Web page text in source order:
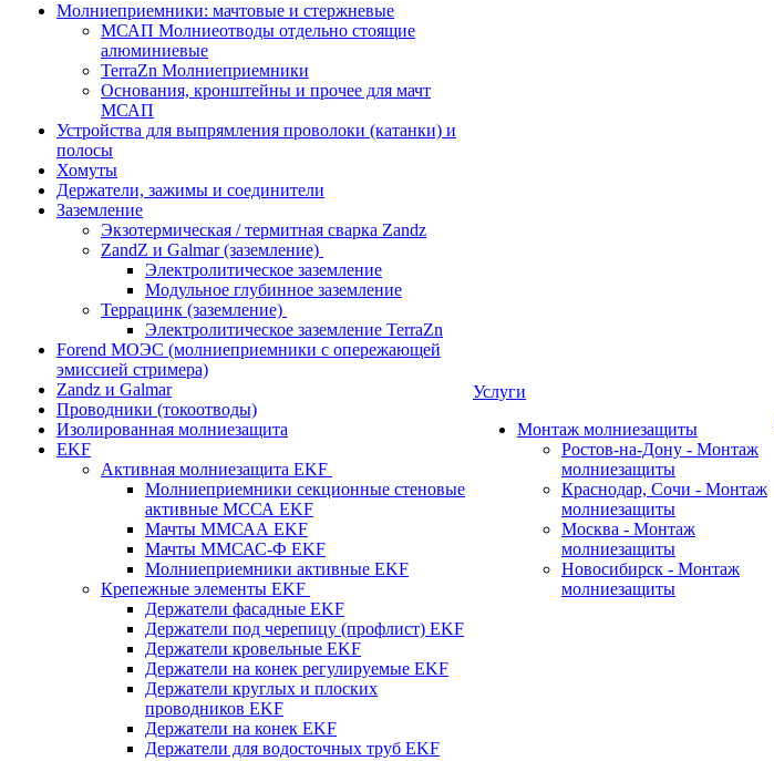
Молниеприемники: мачтовые и стержневые
МСАП Молниеотводы отдельно стоящие
алюминиевые
TerraZn Молниеприемники
Основания, кронштейны и прочее для мачт
МСАП
Устройства для выпрямления проволоки (катанки) и
полосы
Хомуты
Держатели, зажимы и соединители
Заземление
Экзотермическая / термитная сварка Zandz
ZandZ и Galmar (заземление)
Электролитическое заземление
Модульное глубинное заземление
Террацинк (заземление)
Электролитическое заземление TerraZn
Forend МОЭС (молниеприемники с опережающей
эмиссией стримера)
Zandz и Galmar
Проводники (токоотводы)
Изолированная молниезащита
EKF
Активная молниезащита EKF
Молниеприемники секционные стеновые
активные МССА EKF
Мачты ММСАА EKF
Мачты ММСАС-Ф EKF
Молниеприемники активные EKF
Крепежные элементы EKF
Держатели фасадные EKF
Держатели под черепицу (профлист) EKF
Держатели кровельные EKF
Держатели на конек регулируемые EKF
Держатели круглых и плоских
проводников EKF
Держатели на конек EKF
Держатели для водосточных труб EKF
Услуги
Монтаж молниезащиты
Ростов-на-Дону - Монтаж
молниезащиты
Краснодар, Сочи - Монтаж
молниезащиты
Москва - Монтаж
молниезащиты
Новосибирск - Монтаж
молниезащиты